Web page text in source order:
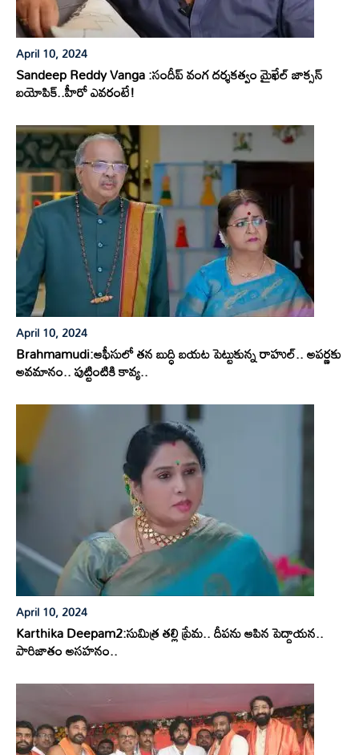
April 10, 2024
Sandeep Reddy Vanga :సందీప్ వంగ దర్శకత్వం మైఖేల్ జాక్సన్
బయోపిక్..హీరో ఎవరంటే!
April 10, 2024
Brahmamudi:ఆఫీసులో తన బుద్ధి బయట పెట్టుకున్న రాహుల్.. అపర్ణకు
అవమానం.. పుట్టింటికి కావ్య..
April 10, 2024
Karthika Deepam2:సుమిత్ర తల్లి ప్రేమ.. దీపను ఆపిన పెద్దాయన..
పారిజాతం అసహనం..